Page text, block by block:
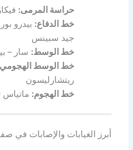
حراسة المرمى:
خط الدفاع: بيدرو
جيد سبينس
خط الوسط: سار –
خط الوسط
ريتشارليسون
خط الهجوم: ماتياس
أبرز الغيابات والإصابات في